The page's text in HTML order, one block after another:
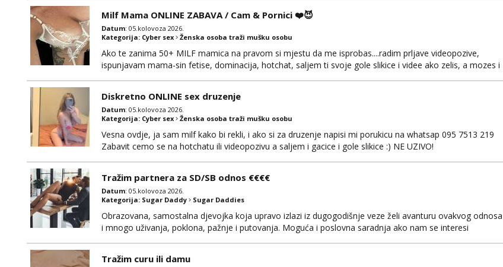
Milf Mama ONLINE ZABAVA / Cam & Pornici ❤️😈
Datum: 05.kolovoza 2026.
Kategorija: Cyber sex Ženska osoba traži mušku osobu
Ako te zanima 50+ MILF mamica na pravom si mjestu da me isprobas....radim prljave videopozive,
ispunjavam mama-sin fetise, dominacija, hotchat, saljem ti svoje gole slikice i videe ako zelis, a mozes i
Diskretno ONLINE sex druzenje
Datum: 05.kolovoza 2026.
Kategorija: Cyber sex Ženska osoba traži mušku osobu
Vesna ovdje, ja sam milf kako bi rekli, i ako si za druzenje napisi mi porukicu na whatsap 095 7513 219
Zabavit cemo se na hotchatu ili videopozivu a saljem i gacice i gole slikice :) NE UZIVO!
Tražim partnera za SD/SB odnos €€€€
Datum: 05.kolovoza 2026.
Kategorija: Sugar Daddy Sugar Daddies
Obrazovana, samostalna djevojka koja upravo izlazi iz dugogodišnje veze želi avanturu ovakvog odnosa
i mnogo uživanja, poklona, pažnje i putovanja. Moguća i poslovna saradnja ako nam se interesi
Tražim curu ili damu